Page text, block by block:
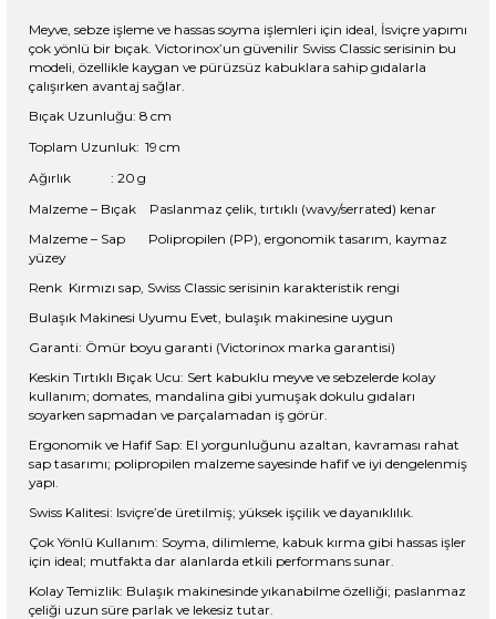
Meyve, sebze işleme ve hassas soyma işlemleri için ideal, İsviçre yapımı
çok yönlü bir bıçak. Victorinox’un güvenilir Swiss Classic serisinin bu
modeli, özellikle kaygan ve pürüzsüz kabuklara sahip gıdalarla
çalışırken avantaj sağlar.
Bıçak Uzunluğu: 8 cm
Toplam Uzunluk: 19 cm
Ağırlık
: 20 g
Malzeme – Bıçak
Paslanmaz çelik, tırtıklı (wavy/serrated) kenar
Malzeme – Sap
Polipropilen (PP), ergonomik tasarım, kaymaz
yüzey
Renk Kırmızı sap, Swiss Classic serisinin karakteristik rengi
Bulaşık Makinesi Uyumu Evet, bulaşık makinesine uygun
Garanti: Ömür boyu garanti (Victorinox marka garantisi)
Keskin Tırtıklı Bıçak Ucu: Sert kabuklu meyve ve sebzelerde kolay
kullanım; domates, mandalina gibi yumuşak dokulu gıdaları
soyarken sapmadan ve parçalamadan iş görür.
Ergonomik ve Hafif Sap: El yorgunluğunu azaltan, kavraması rahat
sap tasarımı; polipropilen malzeme sayesinde hafif ve iyi dengelenmiş
yapı.
Swiss Kalitesi: Isviçre’de üretilmiş; yüksek işçilik ve dayanıklılık.
Çok Yönlü Kullanım: Soyma, dilimleme, kabuk kırma gibi hassas işler
için ideal; mutfakta dar alanlarda etkili performans sunar.
Kolay Temizlik: Bulaşık makinesinde yıkanabilme özelliği; paslanmaz
çeliği uzun süre parlak ve lekesiz tutar.